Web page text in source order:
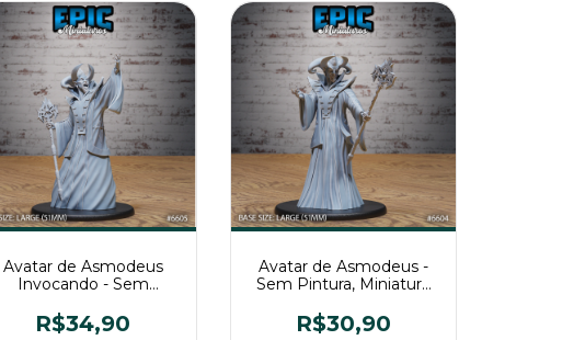
Avatar de Asmodeus
Invocando - Sem
Grande Para Rpg
R$34,90
Avatar de Asmodeus -
Sem Pintura, Miniatura
R$30,90